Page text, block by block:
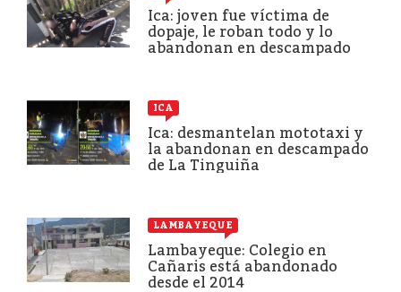
Ica: joven fue víctima de
dopaje, le roban todo y lo
abandonan en descampado
ICA
Ica: desmantelan mototaxi y
la abandonan en descampado
de La Tinguiña
LAMBAYEQUE
Lambayeque: Colegio en
Cañaris está abandonado
desde el 2014